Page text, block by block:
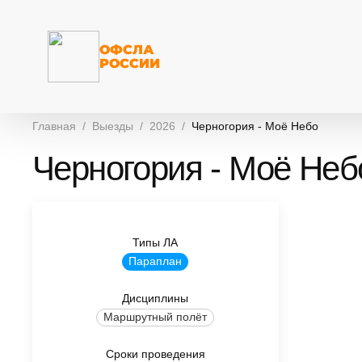
ОФСЛА
РОССИИ
Главная Выезды 2026 Черногория - Моё Небо
Черногория - Моё
Типы ЛА
Параплан
Дисциплины
Маршрутный полёт
Сроки проведения